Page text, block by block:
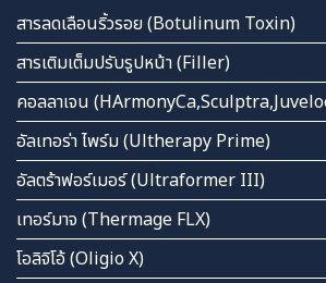
สารลดเลือนริ้วรอย (Botulinum Toxin)
สารเติมเต็มปรับรูปหน้า (Filler)
คอลลาเจน
อัลเทอร่า ไพร์ม (Ultherapy Prime)
อัลตร้าฟอร์เมอร์ (Ultraformer III)
เทอร์มาจ (Thermage FLX)
โอลิจิโอ้ (Oligio X)